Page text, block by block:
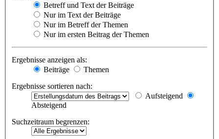
Betreff und Text der Beiträge
Nur im Text der Beiträge
Nur im Betreff der Themen
Nur im ersten Beitrag der Themen
Ergebnisse anzeigen als:
Beiträge
Themen
Ergebnisse sortieren nach:
Aufsteigend
Absteigend
Suchzeitraum begrenzen: